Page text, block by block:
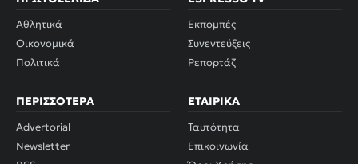
Αθλητικά
Οικονομικά
Πολιτικά
Εκπομπές
Συνεντεύξεις
Ρεπορτάζ
ΠΕΡΙΣΣΌΤΕΡΑ
Advertorial
Newsletter
ΕΤΑΙΡΙΚΆ
Ταυτότητα
Επικοινωνία